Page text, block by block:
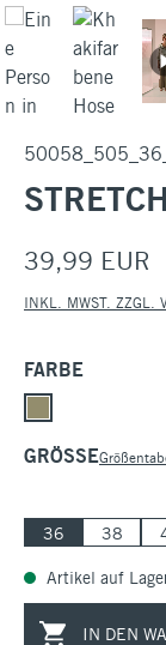
39,99 EUR
INKL. MWST. ZZGL.
FARBE
AUSWÄHLEN
GRÖSSE
AUSWÄHLEN
36 38
Artikel auf
IN DEN